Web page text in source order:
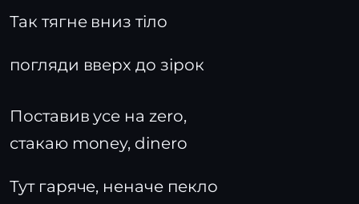
Так тягне вниз тіло
погляди вверх до зірок
Поставив усе на zero,
стакаю money, dinero
Тут гаряче, неначе пекло